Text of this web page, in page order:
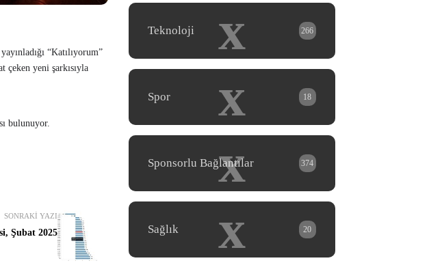
“Katılıyorum”
çeken yeni şarkısıyla
bulunuyor.
SONRAKI YAZI
Şubat 2025
x
Teknoloji 266
x
Spor 18
x
Sponsorlu Bağlantılar 374
x
Sağlık 20